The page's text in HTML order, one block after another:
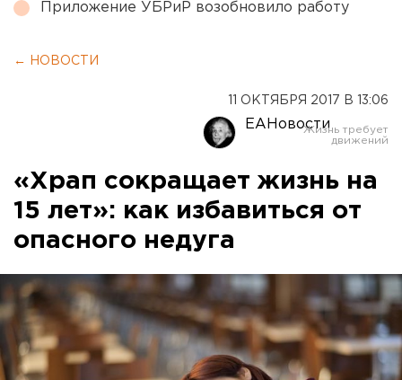
Приложение УБРиР возобновило работу
← НОВОСТИ
11 ОКТЯБРЯ 2017 В 13:06
ЕАНовости
«Храп сокращает жизнь на
15 лет»: как избавиться от
опасного недуга